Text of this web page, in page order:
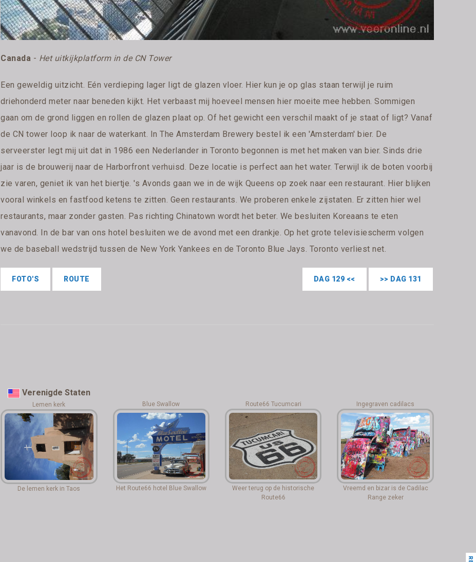
Canada - Het uitkijkplatform in de CN Tower
Een geweldig uitzicht. Eén verdieping lager ligt de glazen vloer. Hier kun je op glas staan terwijl je ruim
driehonderd meter naar beneden kijkt. Het verbaast mij hoeveel mensen hier moeite mee hebben. Sommigen
gaan om de grond liggen en rollen de glazen plaat op. Of het gewicht een verschil maakt of je staat of ligt? Vanaf
de CN tower loop ik naar de waterkant. In The Amsterdam Brewery bestel ik een 'Amsterdam' bier. De
serveerster legt mij uit dat in 1986 een Nederlander in Toronto begonnen is met het maken van bier. Sinds drie
jaar is de brouwerij naar de Harborfront verhuisd. Deze locatie is perfect aan het water. Terwijl ik de boten voorbij
zie varen, geniet ik van het biertje. 's Avonds gaan we in de wijk Queens op zoek naar een restaurant. Hier blijken
vooral winkels en fastfood ketens te zitten. Geen restaurants. We proberen enkele zijstaten. Er zitten hier wel
restaurants, maar zonder gasten. Pas richting Chinatown wordt het beter. We besluiten Koreaans te eten
vanavond. In de bar van ons hotel besluiten we de avond met een drankje. Op het grote televisiescherm volgen
we de baseball wedstrijd tussen de New York Yankees en de Toronto Blue Jays. Toronto verliest net.
>> DAG 131
DAG 129 <<
FOTO'S ROUTE
Verenigde Staten
Lemen kerk
De lemen kerk in Taos
Blue Swallow
Het Route66 hotel Blue Swallow
Route66 Tucumcari
Weer terug op de historische
Route66
Ingegraven cadilacs
Vreemd en bizar is de Cadilac
Range zeker